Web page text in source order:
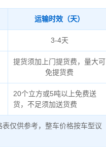
运输时效（天）
3-4天
提货须加上门提货费，量大可
免提货费
20个立方或5吨以上免费送
货，不足须加送货费
仅供参考，整车价格按车型议